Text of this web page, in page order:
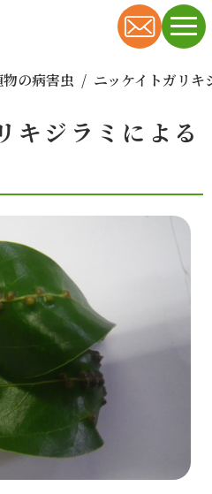
の病害虫 ニッケイトガリ
キジラミによる